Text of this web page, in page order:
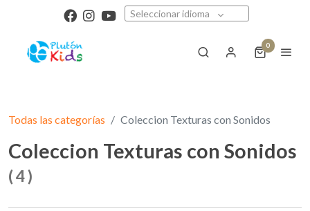
Seleccionar idioma
0
Todas las categorías Coleccion Texturas con Sonidos
Coleccion Texturas con Sonidos
(4)